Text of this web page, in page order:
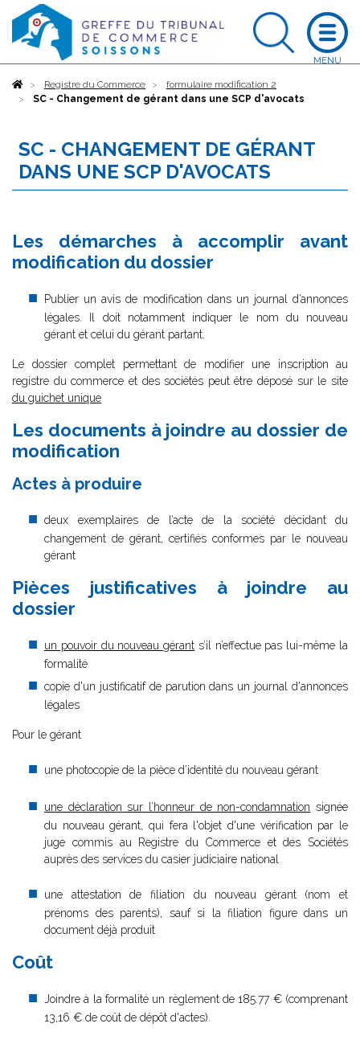
AccueilRegistre du Commerce
formulaire modification 2
SC - Changement de gérant dans une SCP d'avocats
SC - CHANGEMENT DE GÉRANT
DANS UNE SCP D'AVOCATS
Les démarches à accomplir avant
modification du dossier
Publier un avis de modification dans un journal d’annonces
légales. Il doit notamment indiquer le nom du nouveau
gérant et celui du gérant partant.
Le dossier complet permettant de modifier une inscription au
registre du commerce et des sociétés peut être déposé sur le site
du guichet unique
Les documents à joindre au dossier de
modification
Actes à produire
deux exemplaires de l’acte de la société décidant du
changement de gérant, certifiés conformes par le nouveau
gérant
Pièces justificatives à joindre au
dossier
un pouvoir du nouveau gérant s’il n’effectue pas lui-même la
formalité
copie d'un justificatif de parution dans un journal d'annonces
légales
Pour le gérant
une photocopie de la pièce d’identité du nouveau gérant
une déclaration sur l’honneur de non-condamnation signée
du nouveau gérant, qui fera l'objet d'une vérification par le
juge commis au Registre du Commerce et des Sociétés
auprès des services du casier judiciaire national
une attestation de filiation du nouveau gérant (nom et
prénoms des parents), sauf si la filiation figure dans un
document déjà produit
Coût
Joindre à la formalité un règlement de 185.77 € (comprenant
13,16 € de coût de dépôt d'actes).